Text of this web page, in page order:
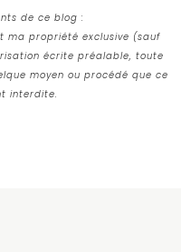
de ce blog :
ma propriété exclusive (sauf
écrite préalable, toute
moyen ou procédé que ce
interdite.